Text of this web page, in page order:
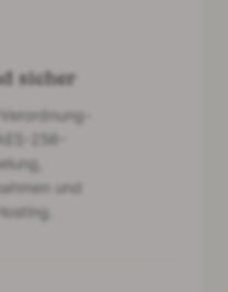
sicher
256-
und